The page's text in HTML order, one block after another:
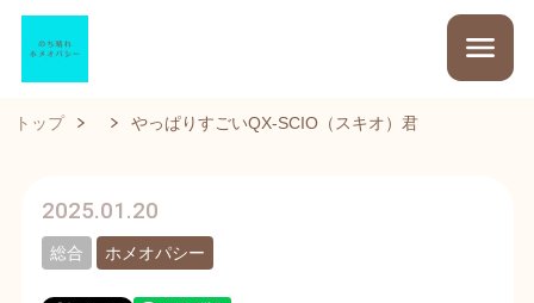
トップ やっぱりすごいQX-SCIO（スキオ）君
2025.01.20
総合 ホメオパシー